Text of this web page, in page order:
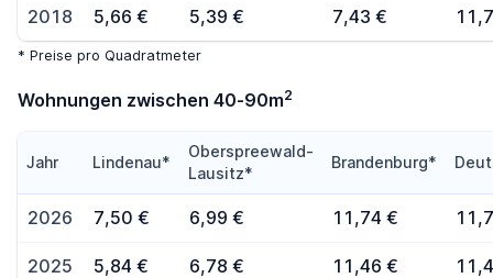
2018 5,66 € 5,39 € 7,43 €
* Preise pro Quadratmeter
Wohnungen zwischen 40-90m2
Jahr Lindenau*
Oberspreewald-
Lausitz*
Brandenburg*
2026 7,50 € 6,99 € 11,74 €
2025 5,84 € 6,78 € 11,46 €